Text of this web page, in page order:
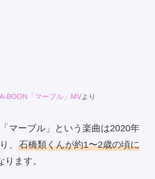
BOON「マーブル」MVより
マーブル」という楽曲は2020年
、 石橋類くんが約1〜2歳の頃に
ります。